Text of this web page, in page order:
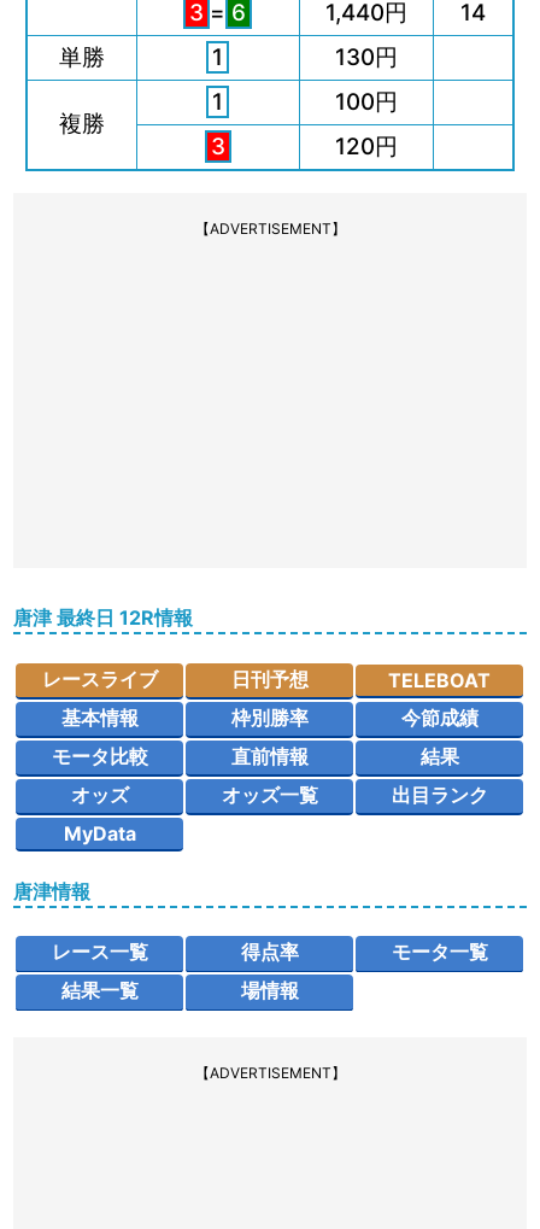
3 = 6 1,440円
14
単勝
1 130円
複勝
1
100円
3
120円
【ADVERTISEMENT】
唐津 最終日 12R情報
レースライブ 日刊予想
TELEBOAT
基本情報
枠別勝率
今節成績
モータ比較
直前情報
結果
オッズ
オッズ一覧
出目ランク
MyData
唐津情報
レース一覧 得点率
モータ一覧
結果一覧
場情報
【ADVERTISEMENT】